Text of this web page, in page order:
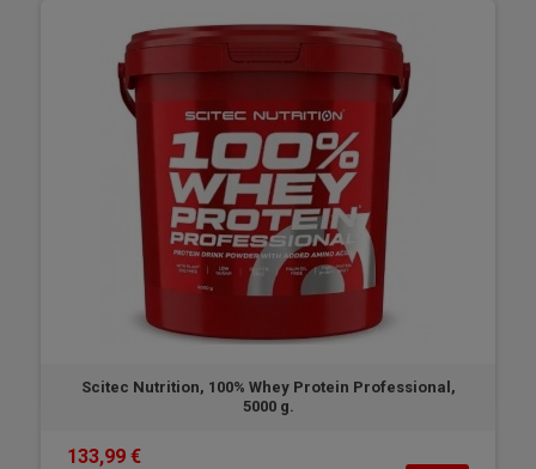
Scitec Nutrition, 100% Whey Protein Professional,
5000 g.
133,99 €